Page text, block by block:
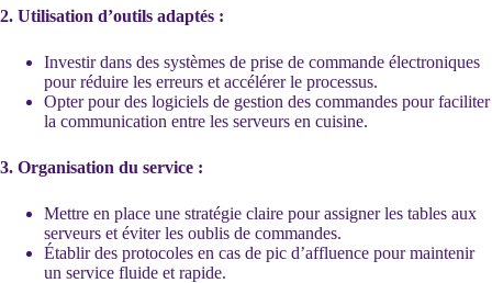
2. Utilisation d’outils adaptés :
Investir dans des systèmes de prise de commande électroniques
pour réduire les erreurs et accélérer le processus.
Opter pour des logiciels de gestion des commandes pour faciliter
la communication entre les serveurs en cuisine.
3. Organisation du service :
Mettre en place une stratégie claire pour assigner les tables aux
serveurs et éviter les oublis de commandes.
Établir des protocoles en cas de pic d’affluence pour maintenir
un service fluide et rapide.